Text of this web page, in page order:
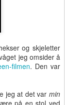
og skjeletter
jeg omsider å
filmen. Den var
jeg at det var min